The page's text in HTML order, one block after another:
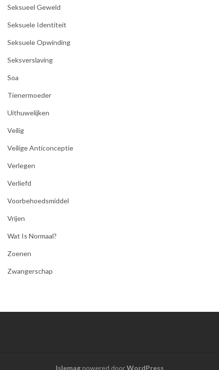
Seksueel Geweld
Seksuele Identiteit
Seksuele Opwinding
Seksverslaving
Soa
Tienermoeder
Uithuwelijken
Veilig
Veilige Anticonceptie
Verlegen
Verliefd
Voorbehoedsmiddel
Vrijen
Wat Is Normaal?
Zoenen
Zwangerschap
Islemagpowered doorWordPress